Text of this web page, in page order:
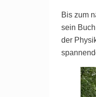
Bis zum
sein
der